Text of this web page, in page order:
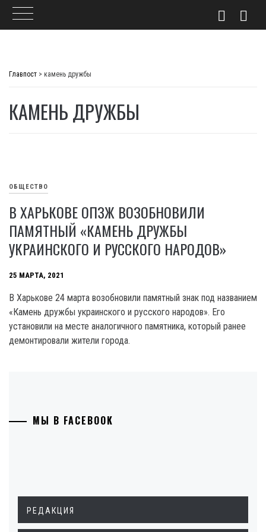
Главпост > камень дружбы
КАМЕНЬ ДРУЖБЫ
ОБЩЕСТВО
В ХАРЬКОВЕ ОПЗЖ ВОЗОБНОВИЛИ
ПАМЯТНЫЙ «КАМЕНЬ ДРУЖБЫ
УКРАИНСКОГО И РУССКОГО НАРОДОВ»
25 МАРТА, 2021
В Харькове 24 марта возобновили памятный знак под названием
«Камень дружбы украинского и русского народов». Его
установили на месте аналогичного памятника, который ранее
демонтировали жители города.
МЫ В FACEBOOK
РЕДАКЦИЯ